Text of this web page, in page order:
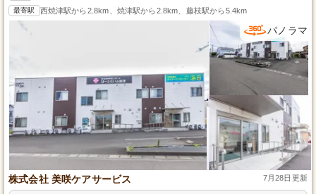
最寄駅 西焼津駅から2.8km、焼津駅から2.8km、藤枝駅から5.4km
パノラマ
株式会社 美咲ケアサービス 7月28日更新